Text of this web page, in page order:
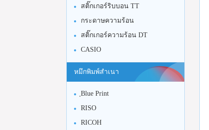
สติ๊กเกอร์ริบบอน TT
กระดาษความร้อน
สติ๊กเกอร์ความร้อน DT
CASIO
หมึกพิมพ์สำเนา
ฺBlue Print
RISO
RICOH